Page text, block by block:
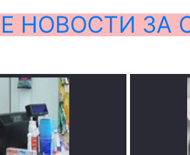
НОВОСТИ ЗА